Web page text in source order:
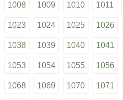
1008 1009 1010 1011
1023 1024 1025 1026
1038 1039 1040 1041
1053 1054 1055 1056
1068 1069 1070 1071